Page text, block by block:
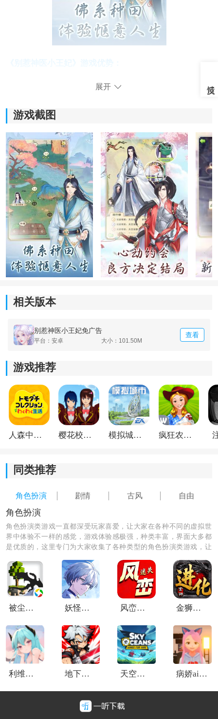
2.全新的恋爱玩法对玩家来说有极致吸引力，大家可以在
这里找到很多乐趣。
3.每个剧情故事的描绘都十分新颖，在游戏中展开全新人
生，自由探险。
《别惹神医小王妃》游戏亮点：
1.在唯美的剧情故事带动下，玩家有机会遇见很多有趣的
人。
2.可以和里面的角色展开全新关系，与他们一起探索新的
3.在和男神们玩耍的时候，可以选择搭配全新的服装风
《别惹神医小王妃》游戏测评：
展开
游戏截图
相关版本
别惹神医小王妃免广告
平台：安卓 大小：101.50M
查看
游戏推荐
人森中文版 樱花校园模拟器1.048.00中文版 模拟城市我是巿长联机版 疯狂农场3美国派19
同类推荐
角色扮演 剧情 古风 自由
角色扮演
角色扮演类游戏一直都深受玩家喜爱，让大家在各种不同的虚拟世
界中体验不一样的感觉，游戏体验感极强，种类丰富，界面大多都
是优质的，这里专门为大家收集了各种类型的角色扮演类游戏，让
被尘封的故事腾讯版 妖怪代理人日服 风峦专属迷失 金狮进化专属
利维坦协议奥德赛 地下城与冒险家 天空海洋雇佣之翼 病娇ai女友模拟器